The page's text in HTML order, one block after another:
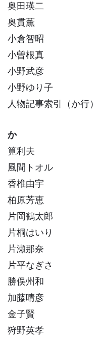
奥田瑛二
奥貫薫
小倉智昭
小曽根真
小野武彦
小野ゆり子
人物記事索引（か行）
か
筧利夫
風間トオル
香椎由宇
柏原芳恵
片岡鶴太郎
片桐はいり
片瀬那奈
片平なぎさ
勝俣州和
加藤晴彦
金子賢
狩野英孝